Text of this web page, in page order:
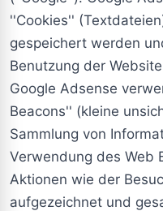
''Cookies''
gespeichert werden
Benutzung der
Google Adsense
Beacons'' (kleine
Sammlung von
Verwendung des Web
Aktionen wie der
aufgezeichnet und